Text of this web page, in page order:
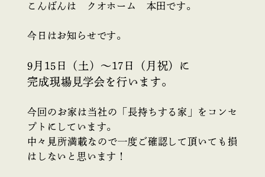
こんばんは クオホーム 本田です。
今日はお知らせです。
9月15日（土）～17日（月祝）に
完成現場見学会を行います。
今回のお家は当社の「長持ちする家」をコンセ
プトにしています。
中々見所満載なので一度ご確認して頂いても損
はしないと思います！